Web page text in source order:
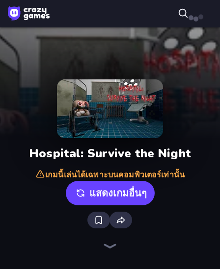
Hospital: Survive the Night
เกมนี้เล่นได้เฉพาะบนคอมพิวเตอร์เท่านั้น
แสดงเกมอื่นๆ